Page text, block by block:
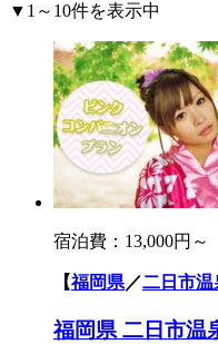
▼1～10件を表示中
宿泊費： 13,000円～
【福岡県／二日市温
福岡県 二日市温